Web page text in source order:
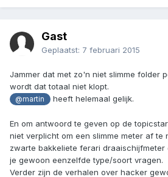
Gast
Geplaatst: 7 februari 2015
Jammer dat met zo'n niet slimme folder
wordt dat totaal niet klopt.
@martin heeft helemaal gelijk.
En om antwoord te geven op de
niet verplicht om een slimme meter af te
zwarte bakkeliete ferari draaischijfmeter
je gewoon eenzelfde type/soort vragen.
Verder zijn de verhalen over hacker